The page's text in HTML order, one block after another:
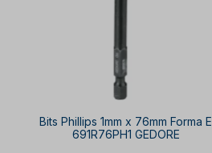
Bits Phillips 1mm x 76mm Forma E
691R76PH1 GEDORE